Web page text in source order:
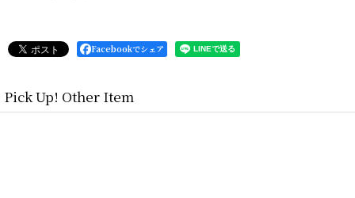
Facebookでシェア
Pick Up! Other Item